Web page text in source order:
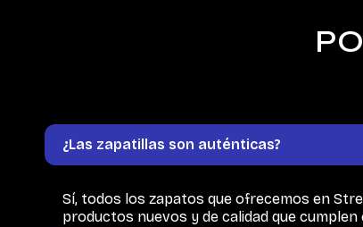
¿Las zapatillas son auténticas?
Sí, todos los zapatos que ofrecemos en
productos nuevos y de calidad que